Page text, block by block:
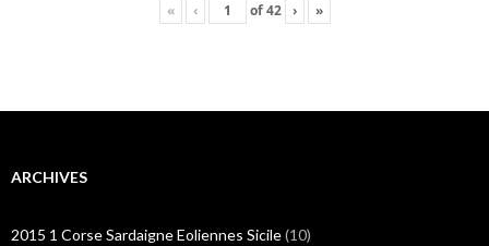
« ‹ of42 › »
ARCHIVES
2015 1 Corse Sardaigne Eoliennes Sicile(10)